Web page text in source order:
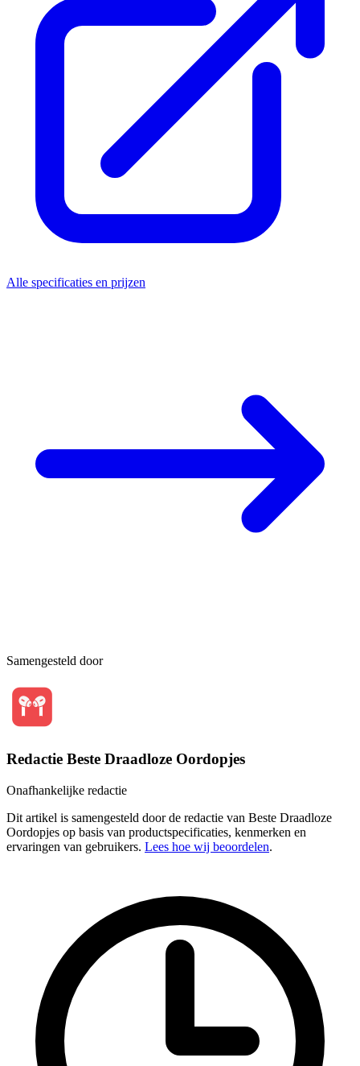
Alle specificaties en prijzen
Samengesteld door
Redactie Beste Draadloze Oordopjes
Onafhankelijke redactie
Dit artikel is samengesteld door de redactie van Beste Draadloze
Oordopjes op basis van productspecificaties, kenmerken en
ervaringen van gebruikers. Lees hoe wij beoordelen.